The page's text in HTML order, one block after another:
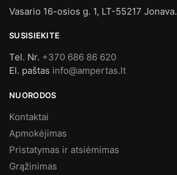
Vasario 16-osios g. 1, LT-55217 Jonava.
SUSISIEKITE
Tel. Nr. +370 686 86 620
El. paštas info@ampertas.lt
NUORODOS
Kontaktai
Apmokėjimas
Pristatymas ir atsiėmimas
Grąžinimas